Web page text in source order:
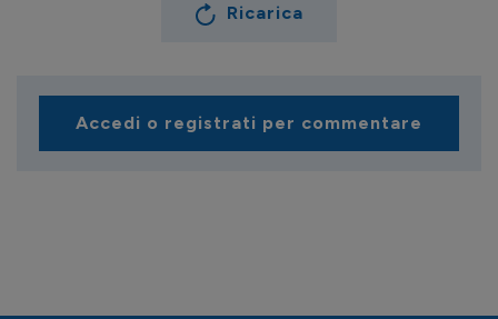
Ricarica
Accedi o registrati per commentare